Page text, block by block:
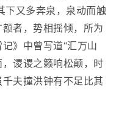
下又多奔泉，泉动而触
者，势相摇倾，所为
》中曾写道“汇万山
谡谡之籁响松颠，时
夫撞洪钟有不足比其